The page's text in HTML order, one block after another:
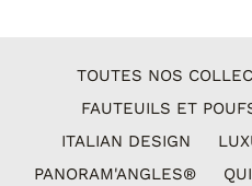
Contemporain
Industriel
TOUTES NOS
FAUTEUILS ET
ITALIAN DESIGN
PANORAM'ANGLES®